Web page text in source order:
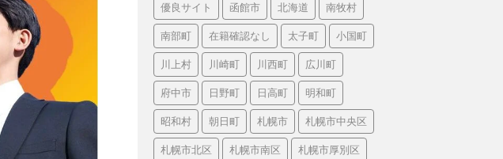
優良サイト 函館市 北海道 南牧村
南部町 在籍確認なし 太子町 小国町
川上村 川崎町 川西町 広川町
府中市 日野町 日高町 明和町
昭和村 朝日町 札幌市 札幌市中央区
札幌市北区 札幌市南区 札幌市厚別区